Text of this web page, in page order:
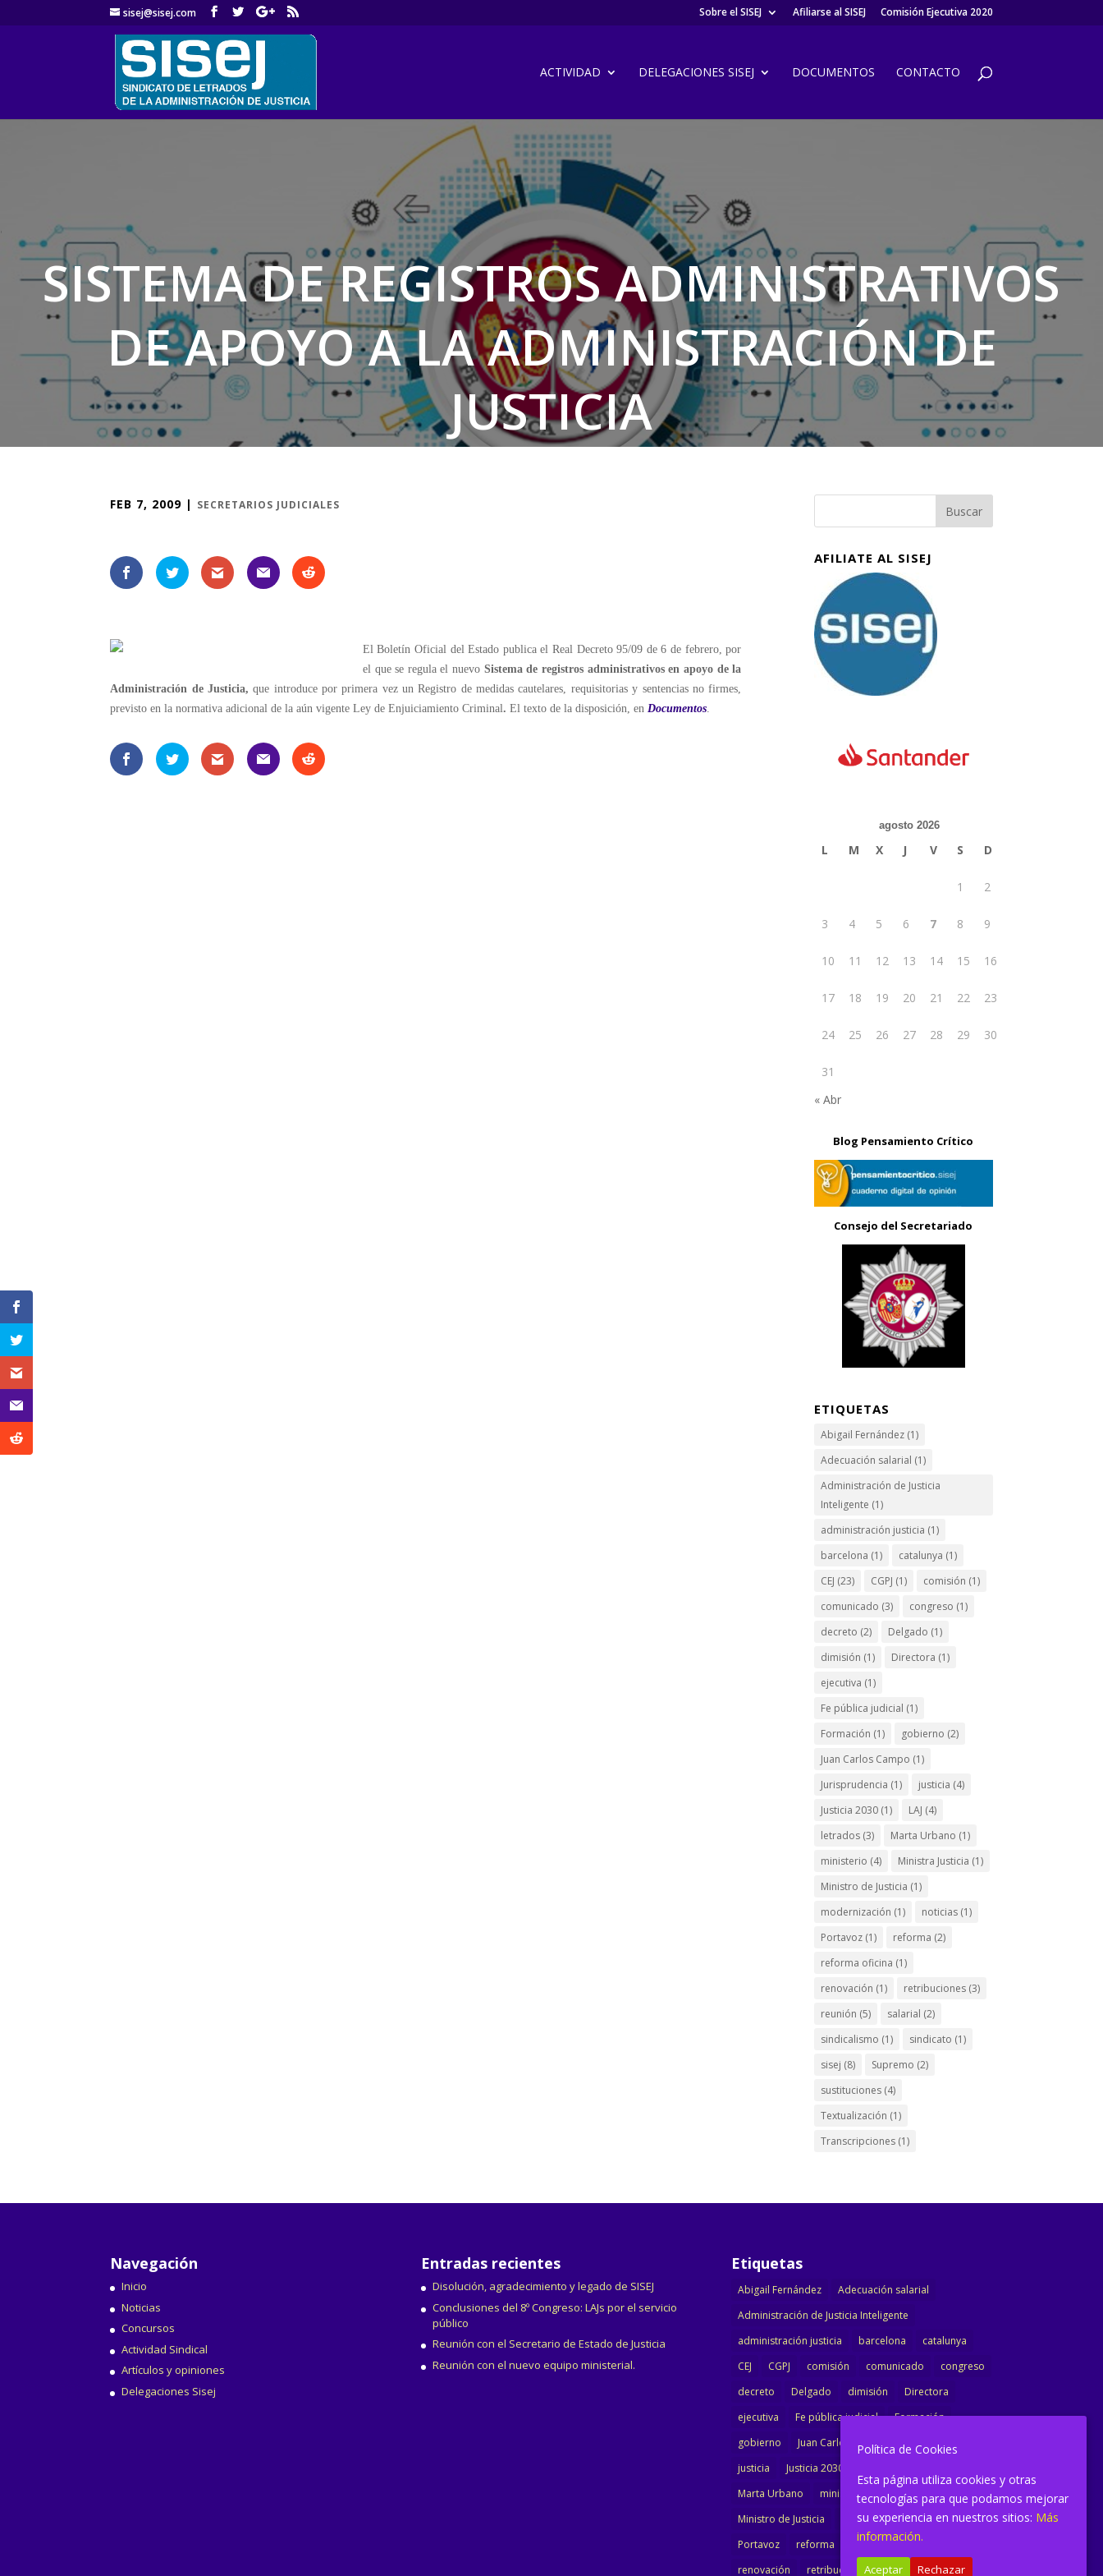
sisej@sisej.com Sobre el SISEJ Afiliarse al SISEJ Comisión Ejecutiva 2020
ACTIVIDAD DELEGACIONES SISEJ DOCUMENTOS CONTACTO
'
SISTEMA DE REGISTROS ADMINISTRATIVOS
DE APOYO A LA ADMINISTRACIÓN DE
JUSTICIA
FEB 7, 2009 | SECRETARIOS JUDICIALES
El Boletín Oficial del Estado publica el Real Decreto 95/09 de 6 de febrero, por
el que se regula el nuevo Sistema de registros administrativos en apoyo de la
Administración de Justicia,que introduce por primera vez un Registro de medidas cautelares, requisitorias y sentencias no firmes,
previsto en la normativa adicional de la aún vigente Ley de Enjuiciamiento Criminal. El texto de la disposición, enDocumentos.
AFILIATE AL SISEJ
agosto 2026
L M X J V S D
1 2
3 4 5 6 7 8 9
10 11 12 13 14 15 16
17 18 19 20 21 22 23
24 25 26 27 28 29 30
31
« Abr
Blog Pensamiento Crítico
Consejo del Secretariado
ETIQUETAS
Abigail Fernández (1)
Adecuación salarial (1)
Administración de Justicia
Inteligente (1)
administración justicia (1)
barcelona (1) catalunya (1)
CEJ (23) CGPJ (1) comisión (1)
comunicado (3) congreso (1)
decreto (2) Delgado (1)
dimisión (1) Directora (1)
ejecutiva (1)
Fe pública judicial (1)
Formación (1) gobierno (2)
Juan Carlos Campo (1)
Jurisprudencia (1) justicia (4)
Justicia 2030 (1) LAJ (4)
letrados (3) Marta Urbano (1)
ministerio (4) Ministra Justicia (1)
Ministro de Justicia (1)
modernización (1) noticias (1)
Portavoz (1) reforma (2)
reforma oficina (1)
renovación (1) retribuciones (3)
reunión (5) salarial (2)
sindicalismo (1) sindicato (1)
sisej (8) Supremo (2)
sustituciones (4)
Textualización (1)
Transcripciones (1)
Navegación
Inicio
Noticias
Concursos
Actividad Sindical
Artículos y opiniones
Delegaciones Sisej
Entradas recientes
Disolución, agradecimiento y legado de SISEJ
Conclusiones del 8º Congreso: LAJs por el servicio
público
Reunión con el Secretario de Estado de Justicia
Reunión con el nuevo equipo ministerial.
Etiquetas
Abigail Fernández
Adecuación salarial
Administración de Justicia Inteligente
administración justicia
barcelona
catalunya
CEJ
CGPJ comisión comunicado
congreso
decreto
Delgado dimisión
Directora
ejecutiva
Fe pública judicial
Formación
gobierno
Juan Carlos Campo
Jurisprudencia
justicia
Justicia 2030
Marta Urbano
ministerio
Ministra Justicia
Ministro de Justicia
modernización
noticias
Portavoz
reforma
reforma oficina
renovación
retribuciones reunión salarial
Política de Cookies
Esta página utiliza cookies y otras
tecnologías para que podamos mejorar
su experiencia en nuestros sitios: Más
información.
Aceptar Rechazar